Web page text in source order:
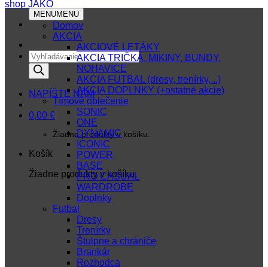
Products
search
NAPÍŠTE NÁM
0,00 €
Žiadne produkty v košíku.
Košík
Žiadne produkty v košíku.
MENUMENU
Domov
AKCIA
AKCIOVÉ LETÁKY
AKCIA TRIČKÁ, MIKINY, BUNDY,
NOHAVICE
AKCIA FUTBAL (dresy, trenírky,...)
AKCIA DOPLNKY (+ostatné akcie)
Tímové oblečenie
SONIC
ONE
DYNAMIC
ICONIC
POWER
BASE
PRO CASUAL
WARDROBE
Doplnky
Futbal
Dresy
Trenírky
Štulpne a chrániče
Brankár
Rozhodca